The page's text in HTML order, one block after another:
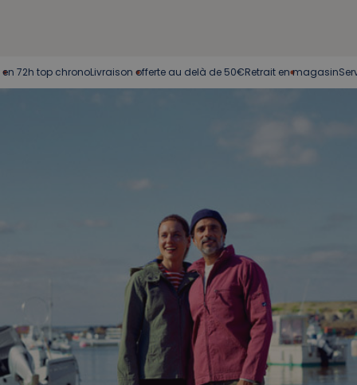
chronoLivraison offerte au delà de 50€Retrait en magasinService